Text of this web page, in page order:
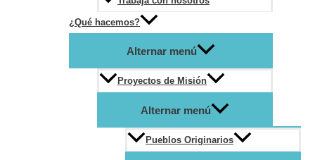
¿Qué hacemos?
Alternar menú
Proyectos de Misión
Alternar menú
Pueblos Originarios